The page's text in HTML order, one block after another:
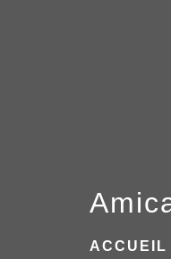
ACCUEIL